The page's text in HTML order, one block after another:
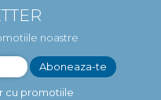
noastre
cu promotiile